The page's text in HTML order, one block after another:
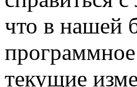
что в нашей
текущие